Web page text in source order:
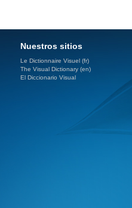
Nuestros sitios
Le Dictionnaire Visuel (fr)
The Visual Dictionary (en)
El Diccionario Visual